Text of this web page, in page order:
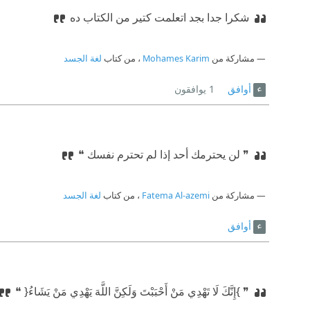
شكرا جدا بجد اتعلمت كتير من الكتاب ده
مشاركة من Mohames Karim ، من كتاب لغة الجسد
أوافق 1 يوافقون
❞ لن يحترمك أحد إذا لم تحترم نفسك ❝
مشاركة منFatema Al-azemi ، من كتاب لغة الجسد
أوافق
❞ }إِنَّكَ لَا تَهْدِي مَنْ أَحْبَبْتَ وَلَكِنَّ اللَّهَ يَهْدِي مَنْ يَشَاءُ{ ❝